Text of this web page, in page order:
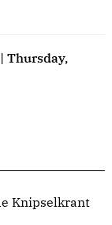
Thursday,
Knipselkrant